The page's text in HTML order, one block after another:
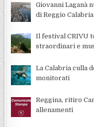
Giovanni Laganà
di Reggio Calabria
Il festival CRIVU
straordinari e
La Calabria culla
monitorati
Reggina, ritiro
allenamenti